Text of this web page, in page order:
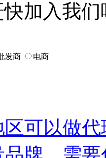
加入我们
发商 电商
可以做